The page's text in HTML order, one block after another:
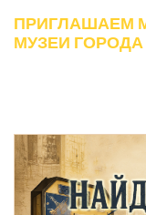
ПРИГЛАШАЕМ
МУЗЕИ